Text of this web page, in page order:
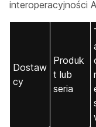
interoperacyjności
Dostaw
cy
Produk
t lub
seria